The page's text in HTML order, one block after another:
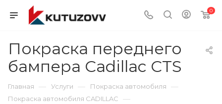
0
Покраска переднего
бампера Cadillac CTS
Главная — Услуги — Покраска автомобиля —
Покраска автомобиля CADILLAC —